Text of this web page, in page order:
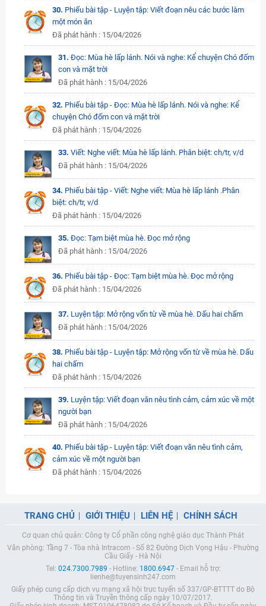
30. Phiếu bài tập - Luyện tập: Viết đoạn nêu các bước làm
một món ăn
Đã phát hành : 15/04/2026
31. Đọc: Mùa hè lấp lánh. Nói và nghe: Kể chuyện Chó đốm
con và mặt trời
Đã phát hành : 15/04/2026
32. Phiếu bài tập - Đọc: Mùa hè lấp lánh. Nói và nghe: Kể
chuyện Chó đốm con và mặt trời
Đã phát hành : 15/04/2026
33. Viết: Nghe viết: Mùa hè lấp lánh. Phân biệt: ch/tr, v/d
Đã phát hành : 15/04/2026
34. Phiếu bài tập - Viết: Nghe viết: Mùa hè lấp lánh .Phân
biệt: ch/tr, v/d
Đã phát hành : 15/04/2026
35. Đọc: Tạm biệt mùa hè. Đọc mở rộng
Đã phát hành : 15/04/2026
36. Phiếu bài tập - Đọc: Tạm biệt mùa hè. Đọc mở rộng
Đã phát hành : 15/04/2026
37. Luyện tập: Mở rộng vốn từ về mùa hè. Dấu hai chấm
Đã phát hành : 15/04/2026
38. Phiếu bài tập - Luyện tập: Mở rộng vốn từ về mùa hè. Dấu
hai chấm
Đã phát hành : 15/04/2026
39. Luyện tập: Viết đoạn văn nêu tình cảm, cảm xúc về một
người bạn
Đã phát hành : 15/04/2026
40. Phiếu bài tập - Luyện tập: Viết đoạn văn nêu tình cảm,
cảm xúc về một người bạn
Đã phát hành : 15/04/2026
TRANG CHỦ GIỚI THIỆU LIÊN HỆ CHÍNH SÁCH
Cơ quan chủ quản: Công ty Cổ phần công nghệ giáo dục Thành Phát
Văn phòng: Tầng 7 - Tòa nhà Intracom - Số 82 Đường Dịch Vọng Hậu - Phường
Cầu Giấy - Hà Nội
Tel: 024.7300.7989 - Hotline: 1800.6947- Email hỗ trợ:
lienhe@tuyensinh247.com
Giấy phép cung cấp dịch vụ mạng xã hội trực tuyến số 337/GP-BTTTT do Bộ
Thông tin và Truyền thông cấp ngày 10/07/2017.